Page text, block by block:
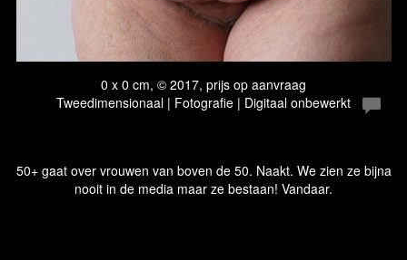
0 x 0 cm, © 2017, prijs op aanvraag
Tweedimensionaal | Fotografie | Digitaal onbewerkt
50+ gaat over vrouwen van boven de 50. Naakt. We zien ze bijna
nooit in de media maar ze bestaan! Vandaar.